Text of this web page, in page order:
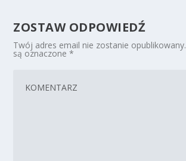
ZOSTAW ODPOWIEDŹ
Twój adres email nie zostanie opublikowany.
są oznaczone*